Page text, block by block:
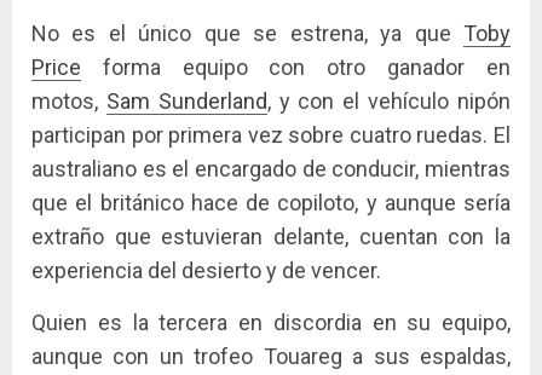
No es el único que se estrena, ya que Toby
Price forma equipo con otro ganador en
motos, Sam Sunderland, y con el vehículo nipón
participan por primera vez sobre cuatro ruedas. El
australiano es el encargado de conducir, mientras
que el británico hace de copiloto, y aunque sería
extraño que estuvieran delante, cuentan con la
experiencia del desierto y de vencer.
Quien es la tercera en discordia en su equipo,
aunque con un trofeo Touareg a sus espaldas,